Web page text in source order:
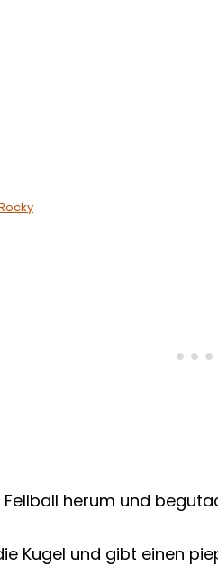
herum und
Kugel und gibt einen